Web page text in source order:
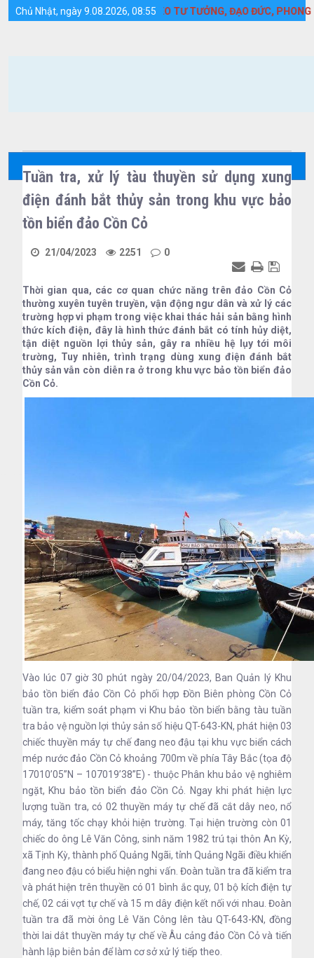
Chi tiết tin tức - Huyện Cồn Cỏ
Chủ Nhật, ngày 9.08.2026, 08:55
MẠNH HỌC TẬP VÀ LÀM THEO TƯ TƯỞNG, ĐẠO ĐỨC, PHONG
Tuần tra, xử lý tàu thuyền sử dụng xung
điện đánh bắt thủy sản trong khu vực bảo
tồn biển đảo Cồn Cỏ
21/04/2023 2251 0
Thời gian qua, các cơ quan chức năng trên đảo Cồn Cỏ
thường xuyên tuyên truyền, vận động ngư dân và xử lý các
trường hợp vi phạm trong việc khai thác hải sản bằng hình
thức kích điện, đây là hình thức đánh bắt có tính hủy diệt,
tận diệt nguồn lợi thủy sản, gây ra nhiều hệ lụy tới môi
trường, Tuy nhiên, trình trạng dùng xung điện đánh bắt
thủy sản vẫn còn diễn ra ở trong khu vực bảo tồn biển đảo
Cồn Cỏ.
Vào lúc 07 giờ 30 phút ngày 20/04/2023, Ban Quản lý Khu
bảo tồn biển đảo Cồn Cỏ phối hợp Đồn Biên phòng Cồn Cỏ
tuần tra, kiểm soát phạm vi Khu bảo tồn biển bằng tàu tuần
tra bảo vệ nguồn lợi thủy sản số hiệu QT-643-KN, phát hiện 03
chiếc thuyền máy tự chế đang neo đậu tại khu vực biển cách
mép nước đảo Cồn Cỏ khoảng 700m về phía Tây Bắc (tọa độ
17010’05”N – 107019’38”E) - thuộc Phân khu bảo vệ nghiêm
ngặt, Khu bảo tồn biển đảo Cồn Cỏ. Ngay khi phát hiện lực
lượng tuần tra, có 02 thuyền máy tự chế đã cắt dây neo, nổ
máy, tăng tốc chạy khỏi hiện trường. Tại hiện trường còn 01
chiếc do ông Lê Văn Công, sinh năm 1982 trú tại thôn An Kỳ,
xã Tịnh Kỳ, thành phố Quảng Ngãi, tỉnh Quảng Ngãi điều khiển
đang neo đậu có biểu hiện nghi vấn. Đoàn tuần tra đã kiểm tra
và phát hiện trên thuyền có 01 bình ắc quy, 01 bộ kích điện tự
chế, 02 cái vợt tự chế và 15 m dây điện kết nối với nhau. Đoàn
tuần tra đã mời ông Lê Văn Công lên tàu QT-643-KN, đồng
thời lai dắt thuyền máy tự chế về Âu cảng đảo Cồn Cỏ và tiến
hành lập biên bản để làm cơ sở xử lý tiếp theo.